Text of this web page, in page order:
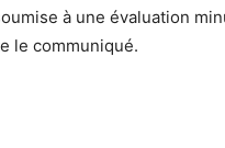
à une évaluation
le communiqué.